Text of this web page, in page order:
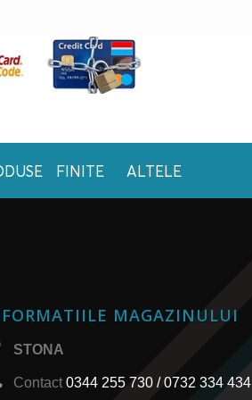
FINITE ALTELE
MAGAZINULUI
STONA
Contact0344 255 730 / 0732 334 434